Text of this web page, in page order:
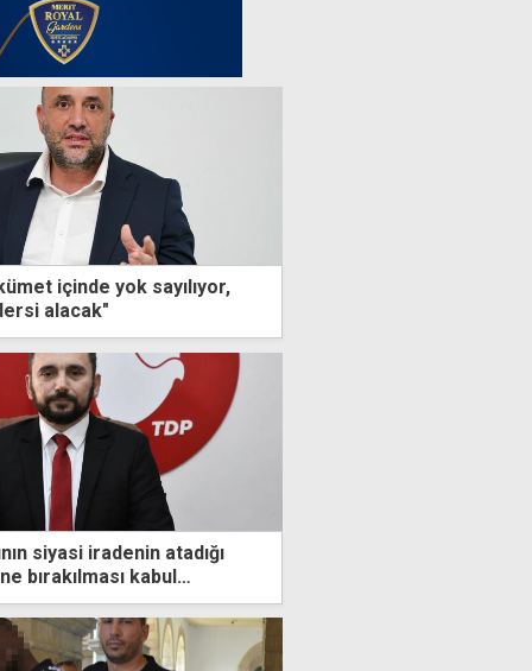
içinde yok sayılıyor,
alacak"
siyasi iradenin atadığı
bırakılması kabul